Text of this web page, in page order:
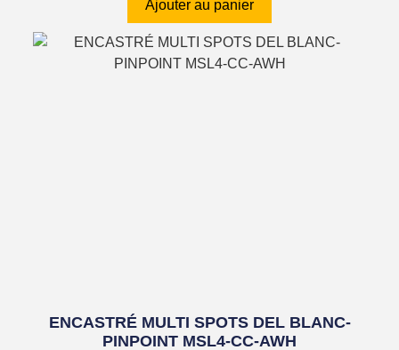
Ajouter au panier
ENCASTRÉ MULTI SPOTS DEL BLANC-
PINPOINT MSL4-CC-AWH